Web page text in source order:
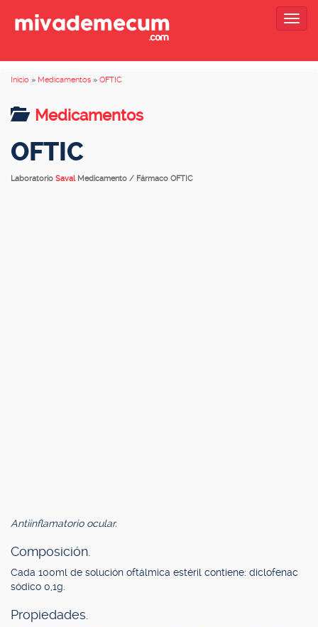
Inicio » Medicamentos » OFTIC
Medicamentos
OFTIC
Laboratorio Saval Medicamento / Fármaco OFTIC
Antiinflamatorio ocular.
Composición.
Cada 100ml de solución oftálmica estéril contiene: diclofenac
sódico 0,1g.
Propiedades.